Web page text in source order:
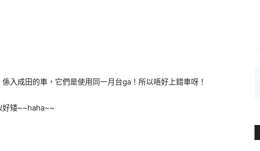
入成田的車，它們是使用同一月台ga！所以唔好上錯車呀！
好矮~~haha~~